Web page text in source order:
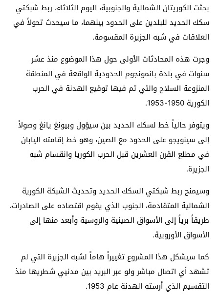
بحثت الكوريتان الشمالية والجنوبية، اليوم الثلاثاء، ربط شبكتي
سكك الحديد للبلدين على الحدود بينهما، ما سيحدث تحولاً في
العلاقات في شبه الجزيرة المقسومة.
وجرت هذه المحادثات الأولى حول هذا الموضوع منذ عشر
سنوات في بلدة بانمونجوم الحدودية الواقعة في المنطقة
المنزوعة السلاح والتي تم فيها توقيع الهدنة في الحرب
الكورية 1950-1953.
ويتوفر حالياً خط لسكك الحديد بين سيؤول وبيونغ يانغ وصولاً
إلى سينويجو على الحدود مع الصين، وهو خط إقامته اليابان
في مطلع القرن العشرين قبل الحرب الكوريا وانقسام شبه
الجزيرة.
وسيمنح ربط شبكتي السكك الحديد وتحديث الشبكة الكورية
الشمالية المتقادمة، الجنوب الذي يقوم اقتصاده على الصادرات،
طريقاً برياً إلى الأسواق الصينية والروسية وأبعد منها إلى
الأسواق الأوروبية.
كما سيشكل هذا المشروع تغييراً هاماً لشبه الجزيرة التي لم
تشهد أي اتصال مباشر ولو عبر البريد بين مدنيي شطريها منذ
التقسيم الذي أرسته الهدنة عام 1953.